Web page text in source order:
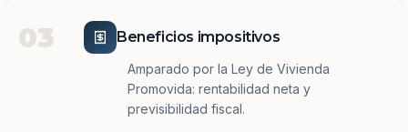
03 Beneficios impositivos
Amparado por la Ley de Vivienda
Promovida: rentabilidad neta y
previsibilidad fiscal.